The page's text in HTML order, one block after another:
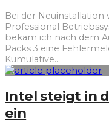
Bei der
Professional
bekam ich nach dem
Packs 3 eine
Kumulative...
Intel steigt in
ein